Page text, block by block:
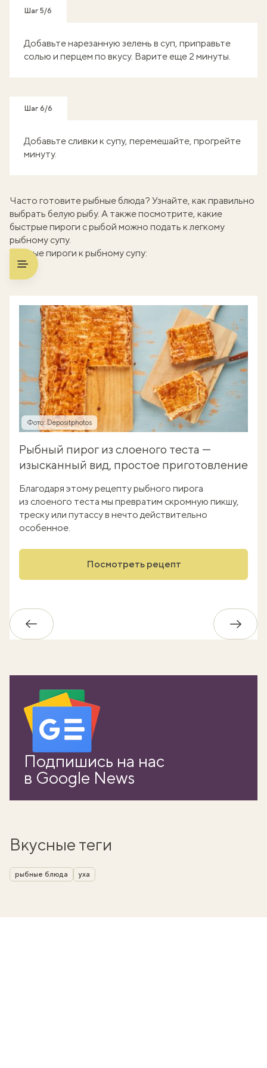
Шаг 5/6
Добавьте нарезанную зелень в суп, приправьте
солью и перцем по вкусу. Варите еще 2 минуты.
Шаг 6/6
Добавьте сливки к супу, перемешайте, прогрейте
минуту.
Часто готовите рыбные блюда? Узнайте, как правильно
выбрать белую рыбу. А также посмотрите, какие
быстрые пироги с рыбой можно подать к легкому
рыбному супу.
Рыбные пироги к рыбному супу:
Фото: Depositphotos
Рыбный пирог из слоеного теста —
изысканный вид, простое приготовление
Благодаря этому рецепту рыбного пирога
из слоеного теста мы превратим скромную пикшу,
треску или путассу в нечто действительно
особенное.
Посмотреть рецепт
Обратно
Подпишись на нас
в Google News
Вкусные теги
рыбные блюда уха